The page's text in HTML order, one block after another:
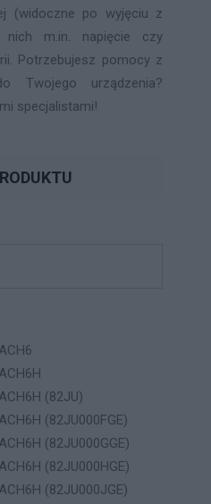
(widoczne po wyjęciu z
nich m.in. napięcie czy
Potrzebujesz pomocy z
Twojego urządzenia?
specjalistami!
(82JU)
(82JU000FGE)
(82JU000GGE)
(82JU000HGE)
(82JU000JGE)